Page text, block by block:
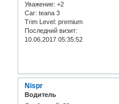
Уважение: +2
Car: teana 3
Trim Level: premium
Последний визит:
10.06.2017 05:35:52
Nispr
Водитель